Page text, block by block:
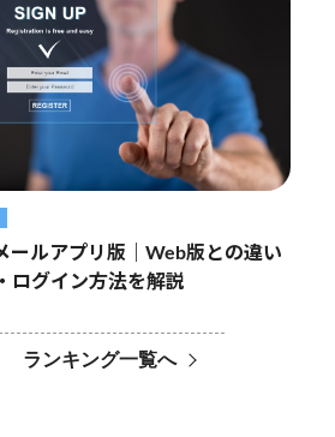
ールアプリ版｜Web版との違い
ログイン方法を解説
ランキング一覧へ